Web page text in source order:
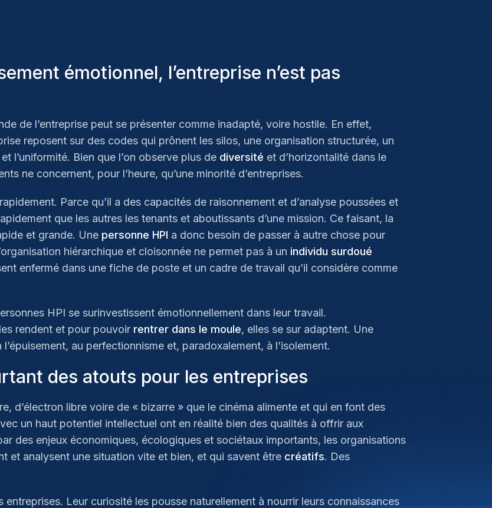
émotionnel, l’entreprise n’est pas
de l’entreprise peut se présenter comme inadapté, voire hostile. En effet,
reposent sur des codes qui prônent les silos, une organisation structurée, un
l’uniformité. Bien que l’on observe plus de diversité et d’horizontalité dans le
ne concernent, pour l’heure, qu’une minorité d’entreprises.
rapidement. Parce qu’il a des capacités de raisonnement et d’analyse poussées et
que les autres les tenants et aboutissants d’une mission. Ce faisant, la
et grande. Une personne HPI a donc besoin de passer à autre chose pour
hiérarchique et cloisonnée ne permet pas à un individu surdoué
enfermé dans une fiche de poste et un cadre de travail qu’il considère comme
HPI se surinvestissent émotionnellement dans leur travail.
rendent et pour pouvoir rentrer dans le moule, elles se sur adaptent. Une
au perfectionnisme et, paradoxalement, à l’isolement.
des atouts pour les entreprises
d’électron libre voire de « bizarre » que le cinéma alimente et qui en font des
un haut potentiel intellectuel ont en réalité bien des qualités à offrir aux
des enjeux économiques, écologiques et sociétaux importants, les organisations
et analysent une situation vite et bien, et qui savent être créatifs. Des
Leur curiosité les pousse naturellement à nourrir leurs connaissances